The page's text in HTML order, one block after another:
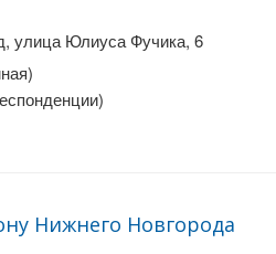
улица Юлиуса Фучика, 6
Нижнего Новгорода